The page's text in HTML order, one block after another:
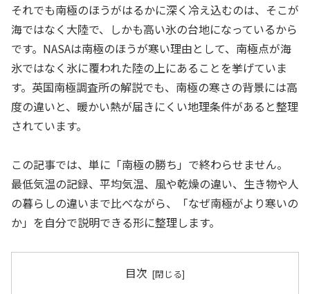
それでも南極のほうがはるかに深く冷え込むのは、そこが
海ではなく大陸で、しかも高い氷の台地になっているから
です。NASAは南極のほうが寒い理由として、南極点が海
氷ではなく氷に覆われた陸の上にあることを挙げていま
す。英国南極調査所の解説でも、南極の寒さの背景には高
度の違いと、暖かい熱が届きにくい地理条件があると整理
されています。
この記事では、単に「南極の勝ち」で終わらせません。
最低気温の記録、平均気温、風や乾燥の違い、生き物や人
の暮らしの違いまで比べながら、「なぜ南極がより寒いの
か」を自分で説明できる形に整理します。
目次